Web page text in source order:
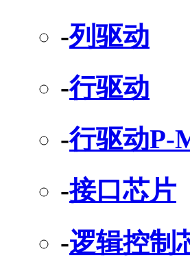
-列驱动
-行驱动
-行驱动P-
-接口芯片
-逻辑控制